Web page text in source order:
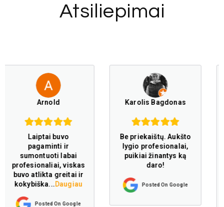
Atsiliepimai
labai
viskas
greitai ir
Daugiau
On Google
Karolis Bagdonas
Be priekaištų. Aukšto
lygio profesionalai,
puikiai žinantys ką
Posted On Google
Kruopščiai,